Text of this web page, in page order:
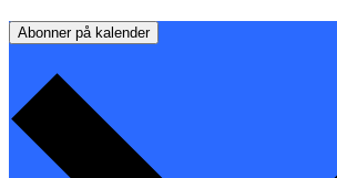
Abonner på kalender